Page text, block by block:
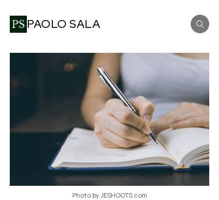
PAOLO SALA
Photo by JESHOOTS.com